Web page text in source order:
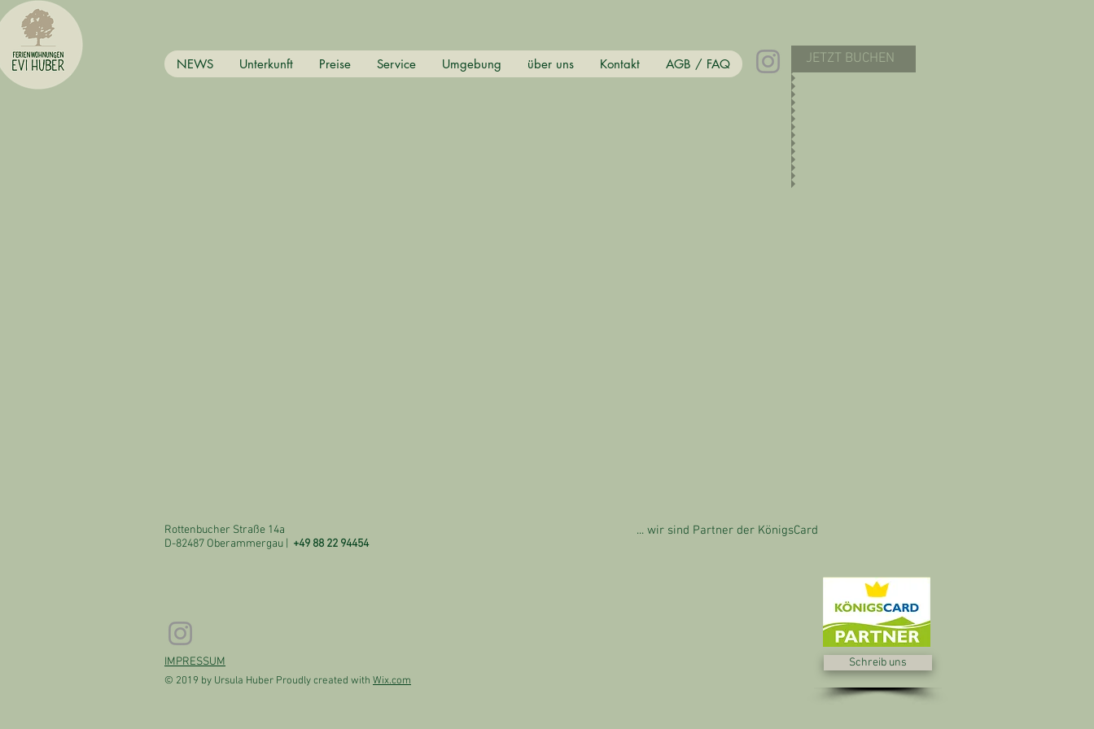
NEWS Unterkunft Preise Service Umgebung über uns Kontakt AGB / FAQ JETZT BUCHEN
Rottenbucher Straße 14a
D-82487 Oberammergau | +49 88 22 94454
IMPRESSUM
© 2019 by Ursula Huber Proudly created with Wix.com
... wir sind Partner der KönigsCard
Schreib uns